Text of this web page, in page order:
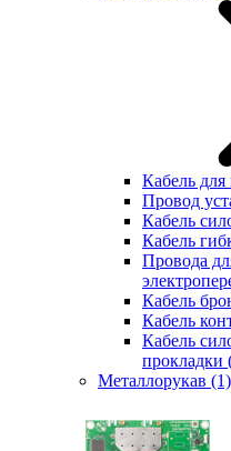
Кабель
Провод
Кабель
Кабель
Провода
Кабель
Кабель
Кабель
прокладки
Металлорукав (1)